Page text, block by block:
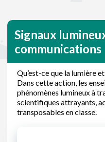
Signaux
communications
Qu’est-ce que la lumière
Dans cette action, les
phénomènes lumineux à
scientifiques attrayants,
transposables en classe.